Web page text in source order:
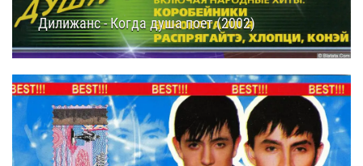
Дилижанс - Когда душа поет (2002)
19.09.202515:45